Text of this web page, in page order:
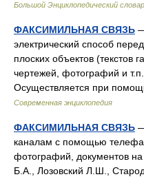
Большой Энциклопедический
ФАКСИМИЛЬНАЯ СВЯЗЬ
электрический способ
плоских объектов (текстов
чертежей, фотографий и
Осуществляется при
Современная энциклопедия
ФАКСИМИЛЬНАЯ СВЯЗЬ
каналам с помощью
фотографий, документов
Б.А., Лозовский Л.Ш.,